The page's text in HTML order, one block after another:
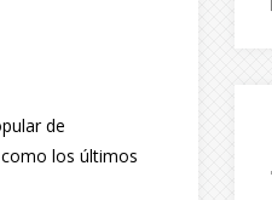
de
los últimos